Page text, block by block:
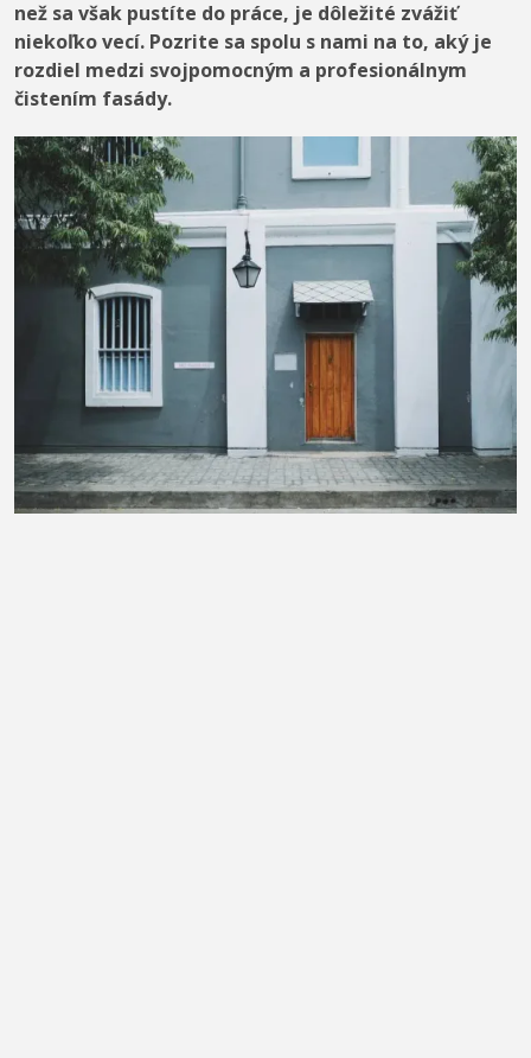
než sa však pustíte do práce, je dôležité zvážiť
niekoľko vecí. Pozrite sa spolu s nami na to, aký je
rozdiel medzi svojpomocným a profesionálnym
čistením fasády.